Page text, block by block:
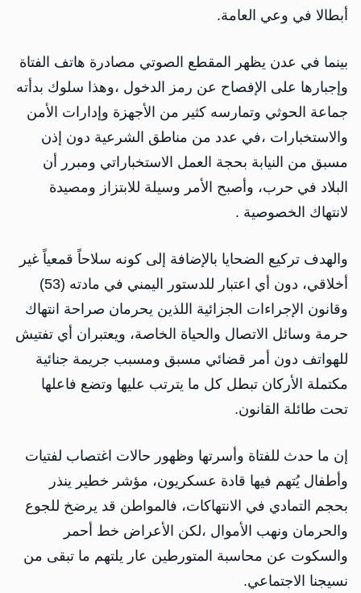
أبطالا في وعي العامة.
بينما في عدن يظهر المقطع الصوتي مصادرة هاتف الفتاة
وإجبارها على الإفصاح عن رمز الدخول ،وهذا سلوك بدأته
جماعة الحوثي وتمارسه كثير من الأجهزة وإدارات الأمن
والاستخبارات ،في عدد من مناطق الشرعية دون إذن
مسبق من النيابة بحجة العمل الاستخباراتي ومبرر أن
البلاد في حرب، وأصبح الأمر وسيلة للابتزاز ومصيدة
لانتهاك الخصوصية .
والهدف تركيع الضحايا بالإضافة إلى كونه سلاحاً قمعياً غير
أخلاقي، دون أي اعتبار للدستور اليمني في مادته (53)
وقانون الإجراءات الجزائية اللذين يحرمان صراحة انتهاك
حرمة وسائل الاتصال والحياة الخاصة، ويعتبران أي تفتيش
للهواتف دون أمر قضائي مسبق ومسبب جريمة جنائية
مكتملة الأركان تبطل كل ما يترتب عليها وتضع فاعلها
تحت طائلة القانون.
إن ما حدث للفتاة وأسرتها وظهور حالات اغتصاب لفتيات
وأطفال يُتهم فيها قادة عسكريون، مؤشر خطير ينذر
بحجم التمادي في الانتهاكات، فالمواطن قد يرضخ للجوع
والحرمان ونهب الأموال ،لكن الأعراض خط أحمر
والسكوت عن محاسبة المتورطين عار يلتهم ما تبقى من
نسيجنا الاجتماعي.